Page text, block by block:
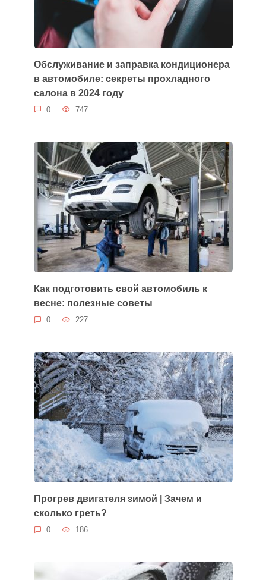
Обслуживание и заправка кондиционера
в автомобиле: секреты прохладного
салона в 2024 году
0 747
Как подготовить свой автомобиль к
весне: полезные советы
0 227
Прогрев двигателя зимой | Зачем и
сколько греть?
0 186